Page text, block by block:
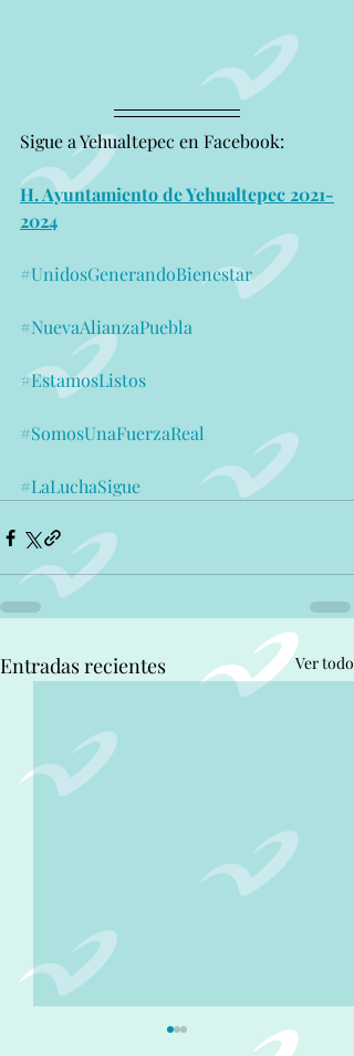
Sigue a Yehualtepec en Facebook:
H. Ayuntamiento de Yehualtepec 2021-
2024
#UnidosGenerandoBienestar
#NuevaAlianzaPuebla
#EstamosListos
#SomosUnaFuerzaReal
#LaLuchaSigue
Entradas recientes Ver todo